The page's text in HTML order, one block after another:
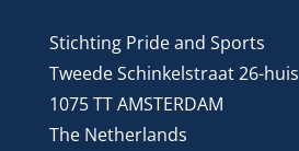
Stichting Pride and Sports
Tweede Schinkelstraat 26-huis
1075 TT AMSTERDAM
The Netherlands